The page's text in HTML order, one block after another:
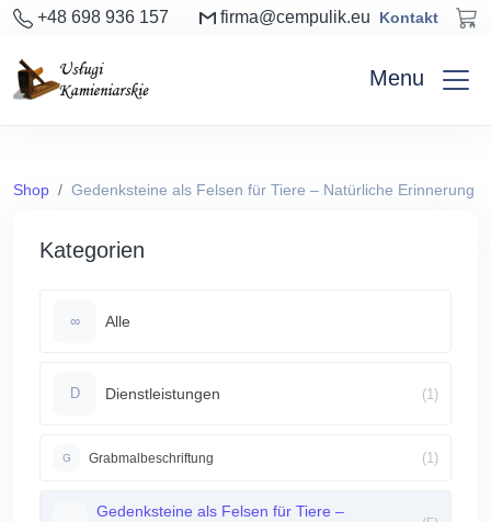
+48 698 936 157 firma@cempulik.eu Kontakt
Menu
Shop Gedenksteine als Felsen für Tiere – Natürliche Erinnerung
Kategorien
∞ Alle
D Dienstleistungen (1)
G Grabmalbeschriftung (1)
Gedenksteine als Felsen für Tiere –